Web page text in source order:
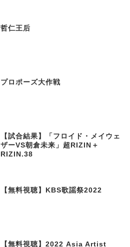
哲仁王后
プロポーズ大作戦
【試合結果】「フロイド・メイウェ
ザーVS朝倉未来」超RIZIN＋
RIZIN.38
【無料視聴】KBS歌謡祭2022
【無料視聴】2022 Asia Artist